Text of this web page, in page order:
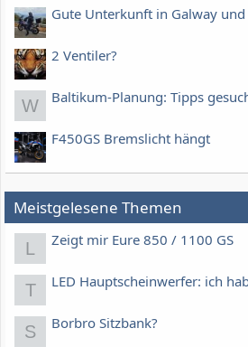
Gute Unterkunft in Galway
2 Ventiler?
W Baltikum-Planung: Tipps
F450GS Bremslicht hängt
Meistgelesene Themen
L Zeigt mir Eure 850 / 1100 GS
T LED Hauptscheinwerfer: ich
S Borbro Sitzbank?